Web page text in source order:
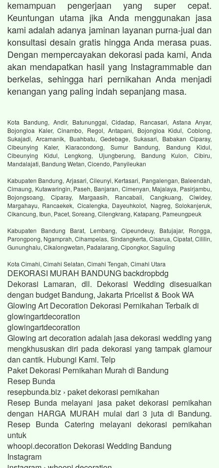
kemampuan pengerjaan yang super cepat.
Keuntungan utama jika Anda menggunakan jasa
kami adalah adanya jaminan layanan purna-jual dan
konsultasi desain gratis hingga Anda merasa puas.
Dengan mempercayakan dekorasi pada kami, Anda
akan mendapatkan hasil yang Instagrammable dan
berkelas, sehingga hari pernikahan Anda menjadi
kenangan yang paling indah sepanjang masa.
Kota Bandung, Andir, Batununggal, Cidadap, Rancasari, Astana Anyar,
Bojongloa Kaler, Cinambo, Regol, Antapani, Bojongloa Kidul, Coblong,
Sukajadi, Arcamanik, Buahbatu, Gedebage, Sukasari, Babakan Ciparay,
Cibeunying Kaler, Kiaracondong, Sumur Bandung, Bandung Kidul,
Cibeunying Kidul, Lengkong, Ujungberung, Bandung Kulon, Cibiru,
Mandalajati, Bandung Wetan, Cicendo, Panyileukan
Kabupaten Bandung, Arjasari, Cileunyi, Kertasari, Pangalengan, Baleendah,
Cimaung, Kutawaringin, Paseh, Banjaran, Cimenyan, Majalaya, Pasirjambu,
Bojongsoang, Ciparay, Margaasih, Rancabali, Cangkuang, Ciwidey,
Margahayu, Rancaekek, Cicalengka, Dayeuhkolot, Nagreg, Solokanjeruk,
Cikancung, Ibun, Pacet, Soreang, Cilengkrang, Katapang, Pameungpeuk
Kabupaten Bandung Barat, Lembang, Cipeundeuy, Batujajar, Rongga,
Parongpong, Ngamprah, Cihampelas, Sindangkerta, Cisarua, Cipatat, Cililin,
Gununghalu, Cikalongwetan, Padalarang, Cipongkor, Saguling
Kota Cimahi, Cimahi Selatan, Cimahi Tengah, Cimahi Utara
DEKORASI MURAH BANDUNG backdropbdg
Dekorasi Lamaran, dll. Dekorasi Wedding disesuaikan
dengan budget Bandung, Jakarta Pricelist & Book WA
Glowing Art Decoration Dekorasi Pernikahan Terbaik di
glowingartdecoration
glowingartdecoration
Glowing art decoration adalah jasa dekorasi wedding yang
mengkhususkan diri pada dekorasi yang tampak glamour
dan cantik. Hubungi Kami. Telp
Paket Dekorasi Pernikahan Murah di Bandung
Resep Bunda
resepbunda.biz › paket dekorasi pernikahan
Resep Bunda melayani jasa paket dekorasi pernikahan
dengan HARGA MURAH mulai dari 3 juta di Bandung.
Resep Bunda Catering melayani dekorasi pernikahan
untuk
whoopi.decoration Dekorasi Wedding Bandung
Instagram